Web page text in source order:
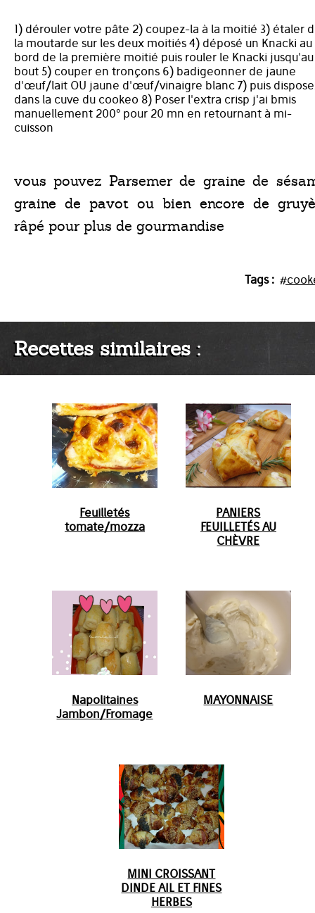
1) dérouler votre pâte 2) coupez-la à la moitié 3) étaler
la moutarde sur les deux moitiés 4) déposé un Knacki au
bord de la première moitié puis rouler le Knacki jusqu'au
bout 5) couper en tronçons 6) badigeonner de jaune
d'œuf/lait OU jaune d'œuf/vinaigre blanc 7) puis
dans la cuve du cookeo 8) Poser l'extra crisp j'ai bmis
manuellement 200° pour 20 mn en retournant à mi-
cuisson
vous pouvez Parsemer de graine de
graine de pavot ou bien encore de
râpé pour plus de gourmandise
Tags :
Recettes similaires :
Feuilletés
tomate/mozza
PANIERS
FEUILLETÉS AU
CHÈVRE
Napolitaines
Jambon/Fromage
MAYONNAISE
MINI CROISSANT
DINDE AIL ET FINES
HERBES